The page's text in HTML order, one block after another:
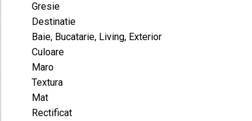
Gresie
Destinatie
Baie, Bucatarie, Living, Exterior
Culoare
Maro
Textura
Mat
Rectificat